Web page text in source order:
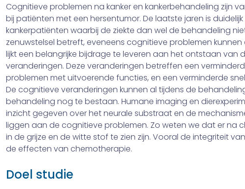
Cognitieve problemen na kanker en kankerbehandeling zijn
bij patiënten met een hersentumor. De laatste jaren is
kankerpatiënten waarbij de ziekte dan wel de behandeling
zenuwstelsel betreft, eveneens cognitieve problemen
lijkt een belangrijke bijdrage te leveren aan het ontstaan van
veranderingen. Deze veranderingen betreffen een
problemen met uitvoerende functies, en een verminderde
De cognitieve veranderingen kunnen al tijdens de
behandeling nog te bestaan. Humane imaging en
inzicht gegeven over het neurale substraat en de
liggen aan de cognitieve problemen. Zo weten we dat er na
in de grijze en de witte stof te zien zijn. Vooral de integriteit
de effecten van chemotherapie.
Doel studie